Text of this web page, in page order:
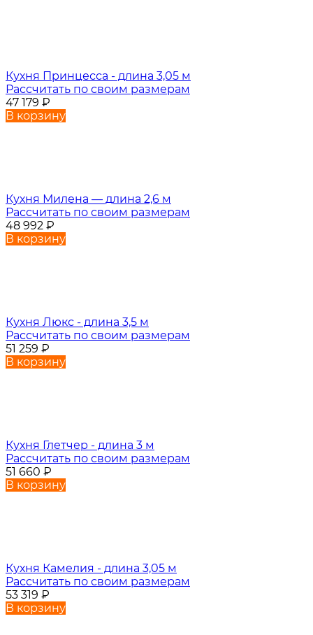
Кухня Принцесса - длина 3,05 м
Рассчитать по своим размерам
47 179 ₽
В корзину
Кухня Милена — длина 2,6 м
Рассчитать по своим размерам
48 992 ₽
В корзину
Кухня Люкс - длина 3,5 м
Рассчитать по своим размерам
51 259 ₽
В корзину
Кухня Глетчер - длина 3 м
Рассчитать по своим размерам
51 660 ₽
В корзину
Кухня Камелия - длина 3,05 м
Рассчитать по своим размерам
53 319 ₽
В корзину